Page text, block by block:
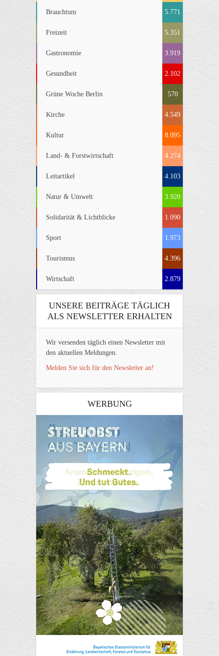
Brauchtum 5.771
Freizeit 5.351
Gastronomie 3.919
Gesundheit 2.102
Grüne Woche Berlin 570
Kirche 4.549
Kultur 8.095
Land- & Forstwirtschaft 4.274
Leitartikel 4.103
Natur & Umwelt 3.920
Solidarität & Lichtblicke 1.090
Sport 1.973
Tourismus 4.396
Wirtschaft 2.879
UNSERE BEITRÄGE TÄGLICH
ALS NEWSLETTER ERHALTEN
Wir versenden täglich einen Newsletter mit
den aktuellen Meldungen.
Melden Sie sich für den Newsletter an!
WERBUNG